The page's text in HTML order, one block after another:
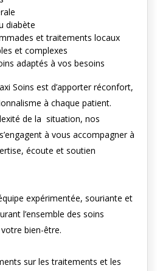
diabète
et traitements locaux
et complexes
adaptés à vos besoins
Soins est d’apporter réconfort,
à chaque patient.
de la situation, nos
à vous accompagner à
écoute et soutien
expérimentée, souriante et
l’ensemble des soins
bien-être.
sur les traitements et les